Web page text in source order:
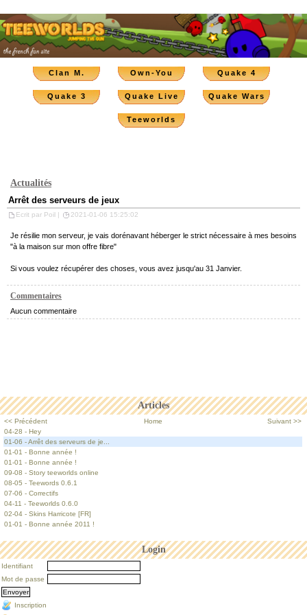
Clan M. Own-You Quake 4
Quake 3 Quake Live Quake Wars
Teeworlds
Articles
<< Précédent Home
Suivant >>
04-28 - Hey
01-06 - Arrêt des serveurs de je...
01-01 - Bonne année !
01-01 - Bonne année !
09-08 - Story teeworlds online
08-05 - Teewords 0.6.1
07-06 - Correctifs
04-11 - Teeworlds 0.6.0
02-04 - Skins Harricote [FR]
01-01 - Bonne année 2011 !
Login
Identifiant
Mot de passe
Inscription
Actualités
Arrêt des serveurs de jeux
Ecrit par Poil | 2021-01-06 15:25:02
Je résilie mon serveur, je vais dorénavant héberger le strict nécessaire à mes besoins
"à la maison sur mon offre fibre"
Si vous voulez récupérer des choses, vous avez jusqu'au 31 Janvier.
Commentaires
Aucun commentaire